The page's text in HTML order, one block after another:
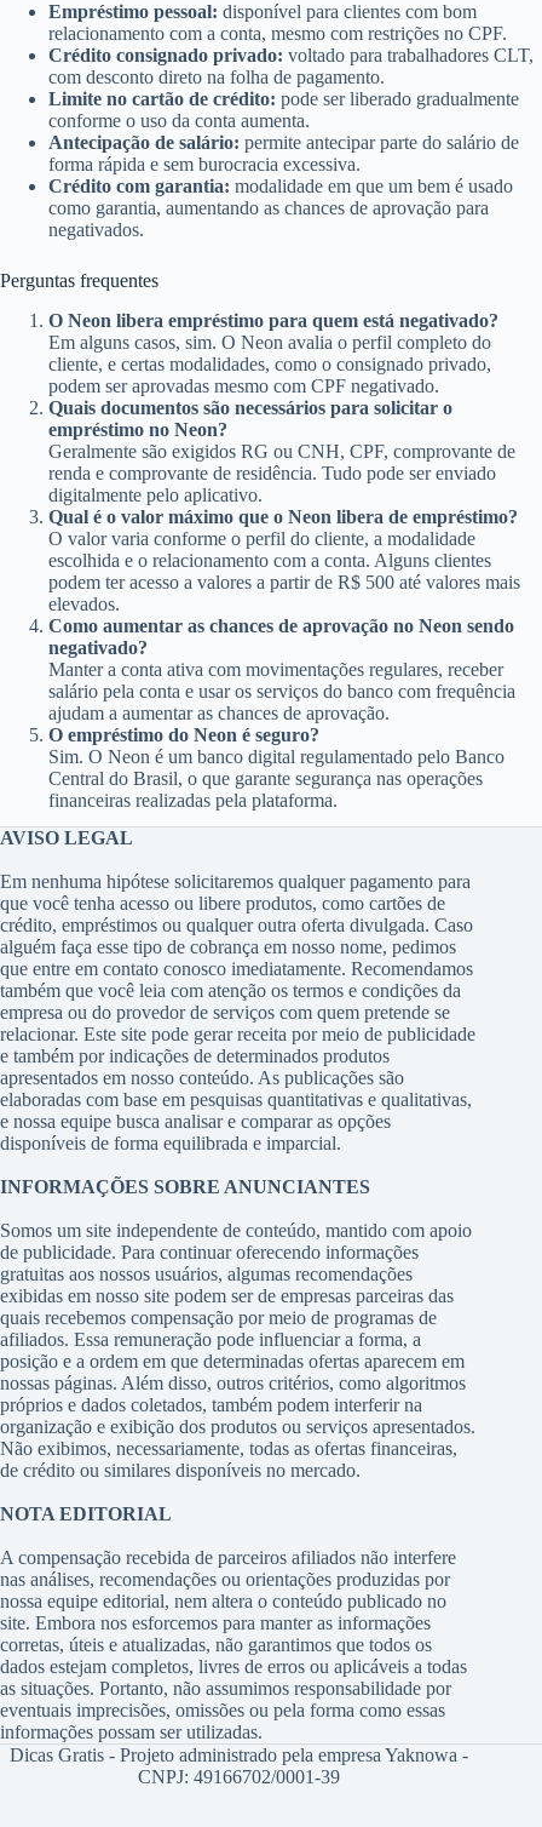
Empréstimo pessoal: disponível para clientes com bom
relacionamento com a conta, mesmo com restrições no CPF.
Crédito consignado privado: voltado para trabalhadores CLT,
com desconto direto na folha de pagamento.
Limite no cartão de crédito: pode ser liberado gradualmente
conforme o uso da conta aumenta.
Antecipação de salário: permite antecipar parte do salário de
forma rápida e sem burocracia excessiva.
Crédito com garantia: modalidade em que um bem é usado
como garantia, aumentando as chances de aprovação para
negativados.
Perguntas frequentes
O Neon libera empréstimo para quem está negativado?
Em alguns casos, sim. O Neon avalia o perfil completo do
cliente, e certas modalidades, como o consignado privado,
podem ser aprovadas mesmo com CPF negativado.
Quais documentos são necessários para solicitar o
empréstimo no Neon?
Geralmente são exigidos RG ou CNH, CPF, comprovante de
renda e comprovante de residência. Tudo pode ser enviado
digitalmente pelo aplicativo.
Qual é o valor máximo que o Neon libera de empréstimo?
O valor varia conforme o perfil do cliente, a modalidade
escolhida e o relacionamento com a conta. Alguns clientes
podem ter acesso a valores a partir de R$ 500 até valores mais
elevados.
Como aumentar as chances de aprovação no Neon sendo
negativado?
Manter a conta ativa com movimentações regulares, receber
salário pela conta e usar os serviços do banco com frequência
ajudam a aumentar as chances de aprovação.
O empréstimo do Neon é seguro?
Sim. O Neon é um banco digital regulamentado pelo Banco
Central do Brasil, o que garante segurança nas operações
financeiras realizadas pela plataforma.
AVISO LEGAL
Em nenhuma hipótese solicitaremos qualquer pagamento para
que você tenha acesso ou libere produtos, como cartões de
crédito, empréstimos ou qualquer outra oferta divulgada. Caso
alguém faça esse tipo de cobrança em nosso nome, pedimos
que entre em contato conosco imediatamente. Recomendamos
também que você leia com atenção os termos e condições da
empresa ou do provedor de serviços com quem pretende se
relacionar. Este site pode gerar receita por meio de publicidade
e também por indicações de determinados produtos
apresentados em nosso conteúdo. As publicações são
elaboradas com base em pesquisas quantitativas e qualitativas,
e nossa equipe busca analisar e comparar as opções
disponíveis de forma equilibrada e imparcial.
INFORMAÇÕES SOBRE ANUNCIANTES
Somos um site independente de conteúdo, mantido com apoio
de publicidade. Para continuar oferecendo informações
gratuitas aos nossos usuários, algumas recomendações
exibidas em nosso site podem ser de empresas parceiras das
quais recebemos compensação por meio de programas de
afiliados. Essa remuneração pode influenciar a forma, a
posição e a ordem em que determinadas ofertas aparecem em
nossas páginas. Além disso, outros critérios, como algoritmos
próprios e dados coletados, também podem interferir na
organização e exibição dos produtos ou serviços apresentados.
Não exibimos, necessariamente, todas as ofertas financeiras,
de crédito ou similares disponíveis no mercado.
NOTA EDITORIAL
A compensação recebida de parceiros afiliados não interfere
nas análises, recomendações ou orientações produzidas por
nossa equipe editorial, nem altera o conteúdo publicado no
site. Embora nos esforcemos para manter as informações
corretas, úteis e atualizadas, não garantimos que todos os
dados estejam completos, livres de erros ou aplicáveis a todas
as situações. Portanto, não assumimos responsabilidade por
eventuais imprecisões, omissões ou pela forma como essas
informações possam ser utilizadas.
Dicas Gratis - Projeto administrado pela empresa Yaknowa -
CNPJ: 49166702/0001-39